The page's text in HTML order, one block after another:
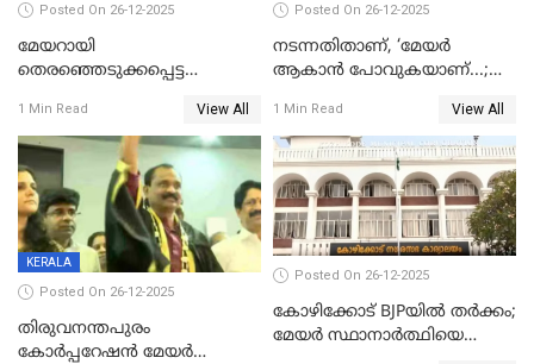
Posted On 26-12-2025
മേയറായി
തെരഞ്ഞെടുക്കപ്പെട്ട
ആദ്യ വോട്ട് അസാധു; കണ്ണൂർ
ഡെപ്യൂട്ടി മേയർ സ്ഥാനത്ത്
താഹിറിന് വിജയം
1 Min Read View All
Posted On 26-12-2025
നടന്നതിതാണ്, ‘മേയർ
ആകാൻ പോവുകയാണ്...;
മുഖ്യമന്ത്രിയുടെ ഓഫീസ്
തന്നെ വിശദീകരിയ്ക്കുന്നു;
സത്യമിതാണ്
1 Min Read View All
KERALA
Posted On 26-12-2025
തിരുവനന്തപുരം
കോര്‍പ്പറേഷന്‍ മേയര്‍
Posted On 26-12-2025
കോഴിക്കോട് BJPയിൽ തർക്കം;
മേയർ സ്ഥാനാർത്ഥിയെ